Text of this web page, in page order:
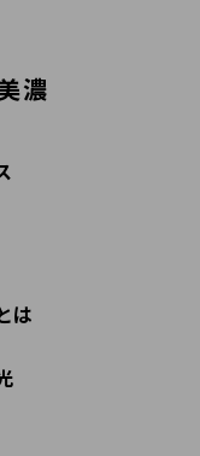
濃
は